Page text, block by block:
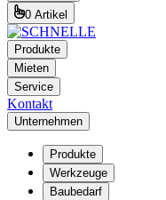
0 Artikel
Produkte
Mieten
Service
Kontakt
Unternehmen
Produkte
Werkzeuge
Baubedarf